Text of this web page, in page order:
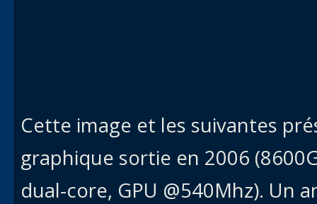
Cette image et les suivantes
graphique sortie en 2006
dual-core, GPU @540Mhz). Un